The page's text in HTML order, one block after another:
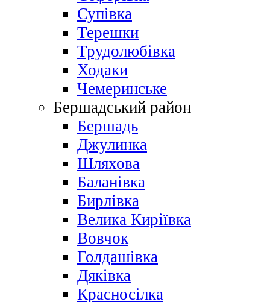
Супівка
Терешки
Трудолюбівка
Ходаки
Чемеринське
Бершадський район
Бершадь
Джулинка
Шляхова
Баланівка
Бирлівка
Велика Киріївка
Вовчок
Голдашівка
Дяківка
Красносілка